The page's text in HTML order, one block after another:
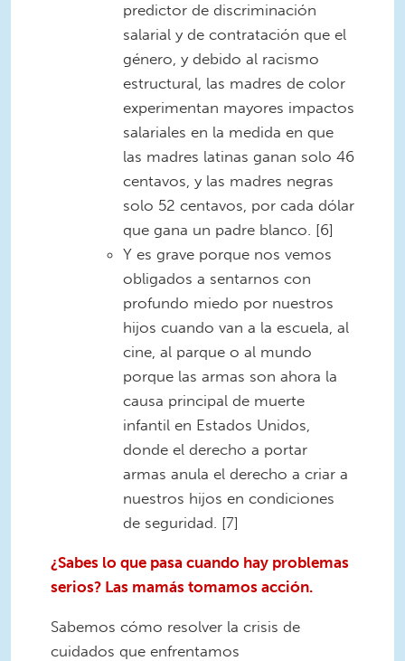
predictor de discriminación
salarial y de contratación que el
género, y debido al racismo
estructural, las madres de color
experimentan mayores impactos
salariales en la medida en que
las madres latinas ganan solo 46
centavos, y las madres negras
solo 52 centavos, por cada dólar
que gana un padre blanco. [6]
Y es grave porque nos vemos
obligados a sentarnos con
profundo miedo por nuestros
hijos cuando van a la escuela, al
cine, al parque o al mundo
porque las armas son ahora la
causa principal de muerte
infantil en Estados Unidos,
donde el derecho a portar
armas anula el derecho a criar a
nuestros hijos en condiciones
de seguridad. [7]
¿Sabes lo que pasa cuando hay problemas
serios? Las mamás tomamos acción.
Sabemos cómo resolver la crisis de
cuidados que enfrentamos